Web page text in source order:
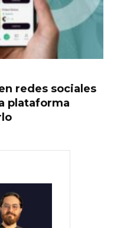
redes sociales
plataforma